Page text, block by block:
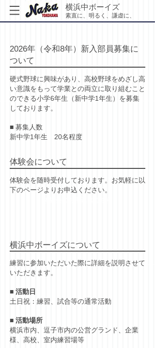
横浜中ボーイズ
素直に、明るく、謙虚に、
​2026年（令和8年）新入部員募集に
ついて
硬式野球に興味があり、高校野球をめざし高
い意識をもって学業との両立に取り組むこと
のできる小学6年生（新中学1年生）を募集
しております。
■ 募集人数
​新中学1年生 20名程度
体験会について
体験会を随時受付しております。お気軽に 以
下のページよりお申込ください。
横浜中ボーイズについて
練習に参加いただいた際に詳細を説明させて
いただきます。
■ 活動日
土日祝：練習、試合等の通常活動
■ 活動場所
横浜市内、逗子市内の公営グランド、企業
様、高校、室内練習場等